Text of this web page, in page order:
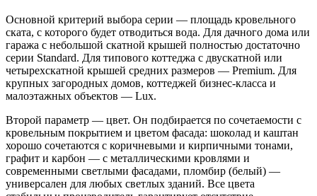
Основной критерий выбора серии — площадь кровельного
ската, с которого будет отводиться вода. Для дачного дома или
гаража с небольшой скатной крышей полностью достаточно
серии Standard. Для типового коттеджа с двускатной или
четырехскатной крышей средних размеров — Premium. Для
крупных загородных домов, коттеджей бизнес-класса и
малоэтажных объектов — Lux.
Второй параметр — цвет. Он подбирается по сочетаемости с
кровельным покрытием и цветом фасада: шоколад и каштан
хорошо сочетаются с коричневыми и кирпичными тонами,
графит и карбон — с металлическими кровлями и
современными светлыми фасадами, пломбир (белый) —
универсален для любых светлых зданий. Все цвета